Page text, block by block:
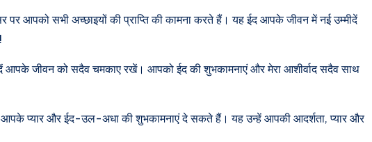
आपको सभी अच्छाइयों की प्राप्ति की कामना करते हैं। यह ईद आपके जीवन में नई उम्मीदें
आपके जीवन को सदैव चमकाए रखें। आपको ईद की शुभकामनाएं और मेरा आशीर्वाद सदैव साथ
प्यार और ईद-उल-अधा की शुभकामनाएं दे सकते हैं। यह उन्हें आपकी आदर्शता, प्यार और